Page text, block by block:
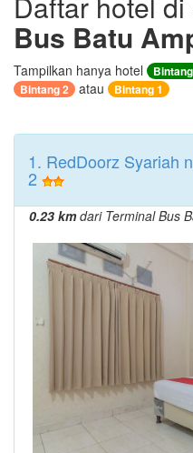
Bus Batu
Tampilkan hanya hotel
Bintang 2
atau Bintang 1
1. RedDoorz Syariah
2
0.23 kmdari Terminal Bus